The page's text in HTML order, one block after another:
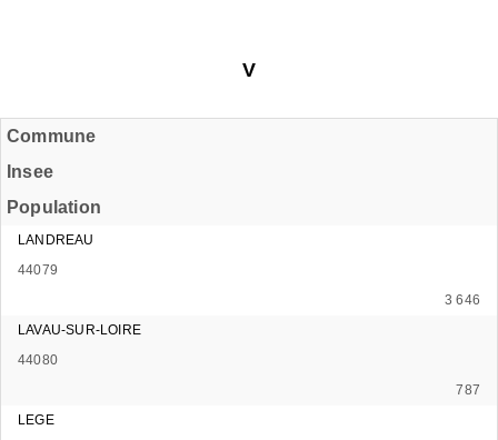
V
Commune
Insee
Population
LANDREAU
44079
3 646
LAVAU-SUR-LOIRE
44080
787
LEGE